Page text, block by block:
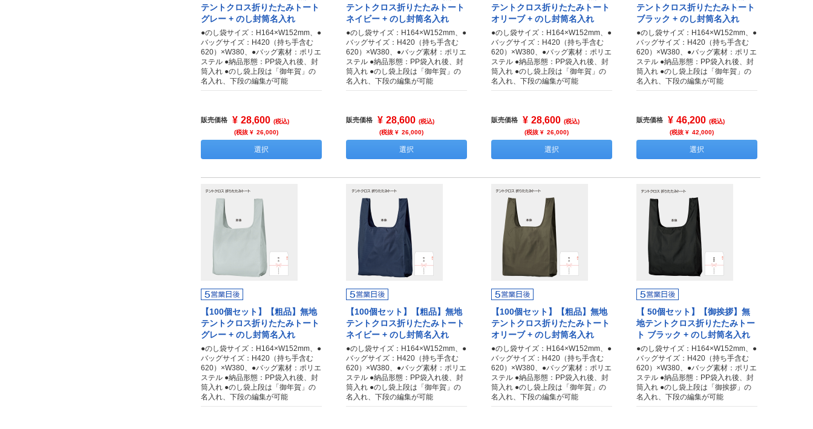
テントクロス折りたたみトート
グレー + のし封筒名入れ
●のし袋サイズ：H164×W152mm、●
バッグサイズ：H420（持ち手含む
620）×W380、●バッグ素材：ポリエ
ステル ●納品形態：PP袋入れ後、封
筒入れ ●のし袋上段は「御年賀」の
名入れ、下段の編集が可能
販売価格 ¥ 28,600 (税込)
(税抜 ¥ 26,000)
選択
テントクロス折りたたみトート
ネイビー + のし封筒名入れ
●のし袋サイズ：H164×W152mm、●
バッグサイズ：H420（持ち手含む
620）×W380、●バッグ素材：ポリエ
ステル ●納品形態：PP袋入れ後、封
筒入れ ●のし袋上段は「御年賀」の
名入れ、下段の編集が可能
販売価格 ¥ 28,600 (税込)
(税抜 ¥ 26,000)
選択
テントクロス折りたたみトート
オリーブ + のし封筒名入れ
●のし袋サイズ：H164×W152mm、●
バッグサイズ：H420（持ち手含む
620）×W380、●バッグ素材：ポリエ
ステル ●納品形態：PP袋入れ後、封
筒入れ ●のし袋上段は「御年賀」の
名入れ、下段の編集が可能
販売価格 ¥ 28,600 (税込)
(税抜 ¥ 26,000)
選択
テントクロス折りたたみトート
ブラック + のし封筒名入れ
●のし袋サイズ：H164×W152mm、●
バッグサイズ：H420（持ち手含む
620）×W380、●バッグ素材：ポリエ
ステル ●納品形態：PP袋入れ後、封
筒入れ ●のし袋上段は「御年賀」の
名入れ、下段の編集が可能
販売価格 ¥ 46,200 (税込)
(税抜 ¥ 42,000)
選択
【100個セット】【粗品】無地
テントクロス折りたたみトート
グレー + のし封筒名入れ
●のし袋サイズ：H164×W152mm、●
バッグサイズ：H420（持ち手含む
620）×W380、●バッグ素材：ポリエ
ステル ●納品形態：PP袋入れ後、封
筒入れ ●のし袋上段は「御年賀」の
名入れ、下段の編集が可能
【100個セット】【粗品】無地
テントクロス折りたたみトート
ネイビー + のし封筒名入れ
●のし袋サイズ：H164×W152mm、●
バッグサイズ：H420（持ち手含む
620）×W380、●バッグ素材：ポリエ
ステル ●納品形態：PP袋入れ後、封
筒入れ ●のし袋上段は「御年賀」の
名入れ、下段の編集が可能
【100個セット】【粗品】無地
テントクロス折りたたみトート
オリーブ + のし封筒名入れ
●のし袋サイズ：H164×W152mm、●
バッグサイズ：H420（持ち手含む
620）×W380、●バッグ素材：ポリエ
ステル ●納品形態：PP袋入れ後、封
筒入れ ●のし袋上段は「御年賀」の
名入れ、下段の編集が可能
【 50個セット】【御挨拶】無
地テントクロス折りたたみトー
ト ブラック + のし封筒名入れ
●のし袋サイズ：H164×W152mm、●
バッグサイズ：H420（持ち手含む
620）×W380、●バッグ素材：ポリエ
ステル ●納品形態：PP袋入れ後、封
筒入れ ●のし袋上段は「御挨拶」の
名入れ、下段の編集が可能